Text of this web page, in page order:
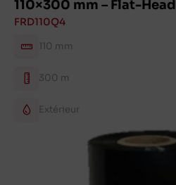
110×300 mm – Flat-Head
FRD110Q4
110 mm
300 m
Extérieur